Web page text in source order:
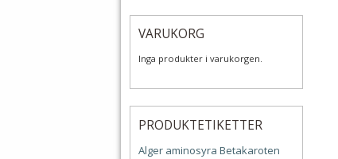
VARUKORG
Inga produkter i varukorgen.
PRODUKTETIKETTER
Alger aminosyra Betakaroten